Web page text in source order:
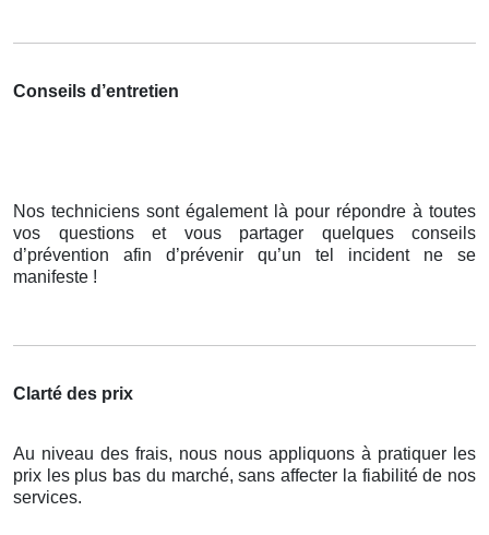
Conseils d’entretien
Nos techniciens sont également là pour répondre à toutes
vos questions et vous partager quelques conseils
d’prévention afin d’prévenir qu’un tel incident ne se
manifeste !
Clarté des prix
Au niveau des frais, nous nous appliquons à pratiquer les
prix les plus bas du marché, sans affecter la fiabilité de nos
services.